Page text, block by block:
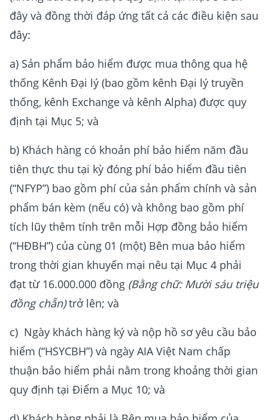
đây và đồng thời đáp ứng tất cả các điều kiện sau
đây:
a) Sản phẩm bảo hiểm được mua thông qua hệ
thống Kênh Đại lý (bao gồm kênh Đại lý truyền
thống, kênh Exchange và kênh Alpha) được quy
định tại Mục 5; và
b) Khách hàng có khoản phí bảo hiểm năm đầu
tiên thực thu tại kỳ đóng phí bảo hiểm đầu tiên
(“NFYP”) bao gồm phí của sản phẩm chính và sản
phẩm bán kèm (nếu có) và không bao gồm phí
tích lũy thêm tính trên mỗi Hợp đồng bảo hiểm
(“HĐBH”) của cùng 01 (một) Bên mua bảo hiểm
trong thời gian khuyến mại nêu tại Mục 4 phải
đạt từ 16.000.000 đồng (Bằng chữ: Mười sáu triệu
đồng chẵn)trở lên; và
c) Ngày khách hàng ký và nộp hồ sơ yêu cầu bảo
hiểm (“HSYCBH”) và ngày AIA Việt Nam chấp
thuận bảo hiểm phải nằm trong khoảng thời gian
quy định tại Điểm a Mục 10; và